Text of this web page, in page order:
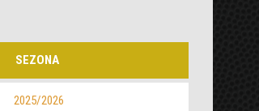
SEZONA
2025/2026